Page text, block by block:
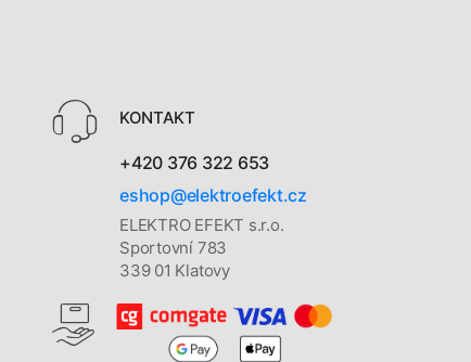
KONTAKT
+420 376 322 653
eshop@elektroefekt.cz
ELEKTRO EFEKT s.r.o.
Sportovní 783
339 01 Klatovy